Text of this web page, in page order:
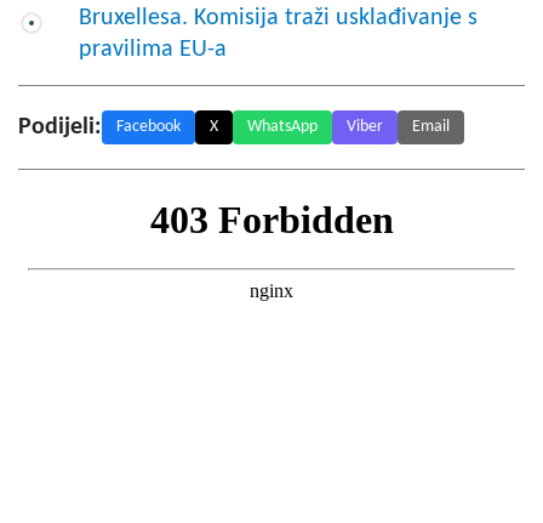
Bruxellesa. Komisija traži usklađivanje s
pravilima EU-a
Podijeli: Facebook X WhatsApp Viber Email